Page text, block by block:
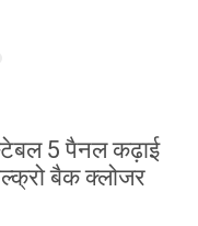
5 पैनल कढ़ाई
बैक क्लोजर